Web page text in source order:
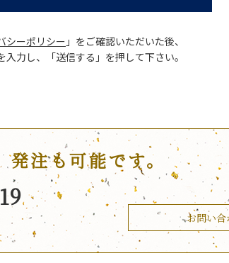
シーポリシー 」をご確認いただいた後、
入力し、「送信する」を押して下さい。
注も可能です。
お問い合